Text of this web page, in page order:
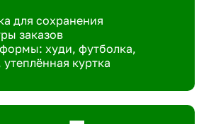
для сохранения
заказов
худи, футболка,
куртка